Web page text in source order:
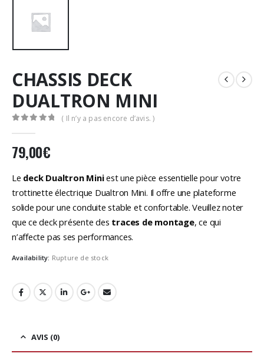
CHASSIS DECK
DUALTRON MINI
( Il n’y a pas encore d’avis. )
79,00€
Le deck Dualtron Miniest une pièce essentielle pour votre
trottinette électrique Dualtron Mini. Il offre une plateforme
solide pour une conduite stable et confortable. Veuillez noter
que ce deck présente des traces de montage, ce qui
n’affecte pas ses performances.
Availability: Rupture de stock
AVIS (0)